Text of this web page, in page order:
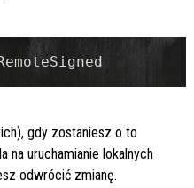
gdy zostaniesz o to
na uruchamianie lokalnych
odwrócić zmianę.